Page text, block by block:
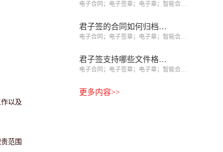
以及
范围
电子合同；电子签章；电子章；智能合同；合同管理
君子签的合同如何归档和查询？
电子合同；电子签章；电子章；智能合同；合同管理
君子签支持哪些文件格式？
电子合同；电子签章；电子章；智能合同；合同管理
更多内容>>